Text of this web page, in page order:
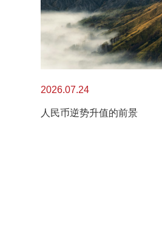
2026.07.24
人民币逆势升值的前景